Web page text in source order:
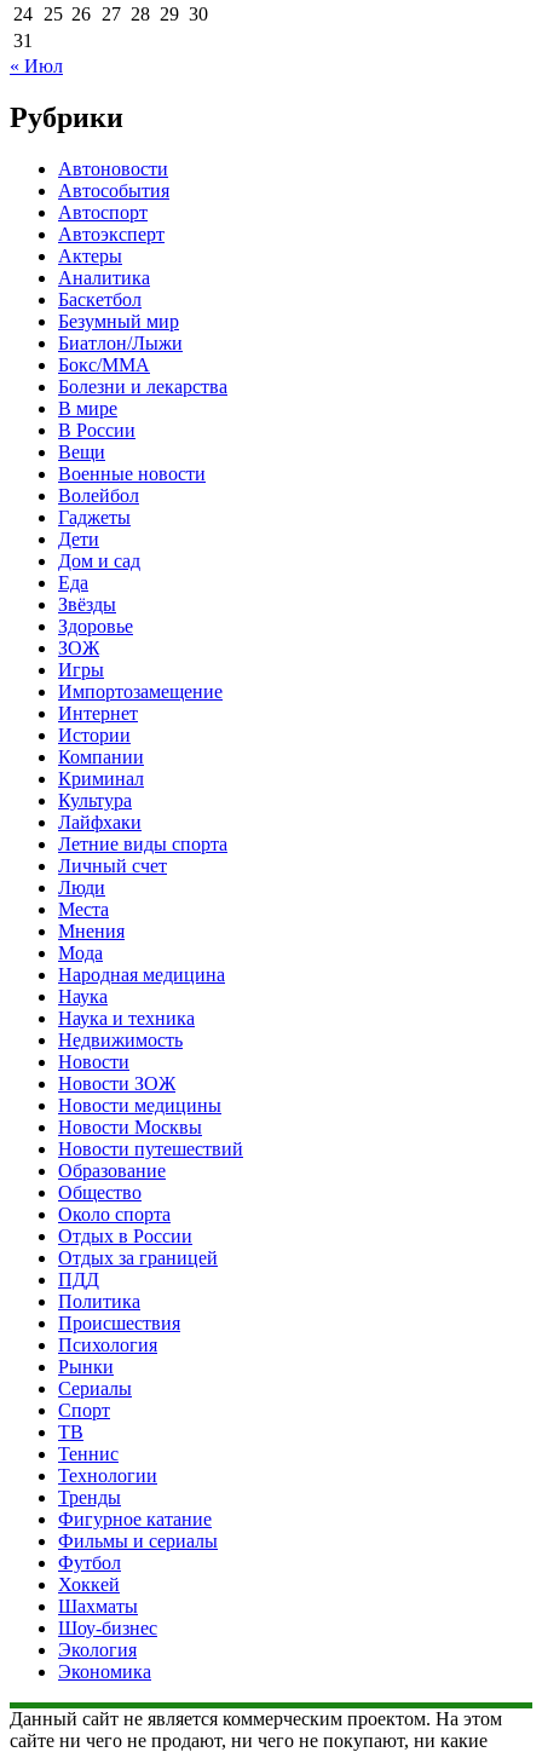
24 25 26 27 28 29 30
31
« Июл
Рубрики
Автоновости
Автособытия
Автоспорт
Автоэксперт
Актеры
Аналитика
Баскетбол
Безумный мир
Биатлон/Лыжи
Бокс/MMA
Болезни и лекарства
В мире
В России
Вещи
Военные новости
Волейбол
Гаджеты
Дети
Дом и сад
Еда
Звёзды
Здоровье
ЗОЖ
Игры
Импортозамещение
Интернет
Истории
Компании
Криминал
Культура
Лайфхаки
Летние виды спорта
Личный счет
Люди
Места
Мнения
Мода
Народная медицина
Наука
Наука и техника
Недвижимость
Новости
Новости ЗОЖ
Новости медицины
Новости Москвы
Новости путешествий
Образование
Общество
Около спорта
Отдых в России
Отдых за границей
ПДД
Политика
Происшествия
Психология
Рынки
Сериалы
Спорт
ТВ
Теннис
Технологии
Тренды
Фигурное катание
Фильмы и сериалы
Футбол
Хоккей
Шахматы
Шоу-бизнес
Экология
Экономика
Данный сайт не является коммерческим проектом. На этом
сайте ни чего не продают, ни чего не покупают, ни какие